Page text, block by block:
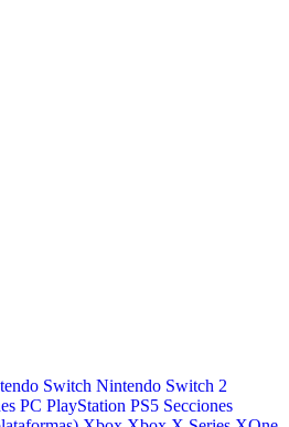
Switch Nintendo Switch 2
PC PlayStation PS5 Secciones